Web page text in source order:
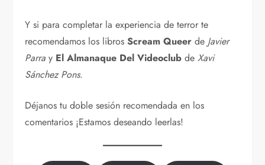
Y si para completar la experiencia de terror te
recomendamos los librosScream Queer de Javier
Parra y El Almanaque Del Videoclub deXavi
Sánchez Pons.
Déjanos tu doble sesión recomendada en los
comentarios ¡Estamos deseando leerlas!